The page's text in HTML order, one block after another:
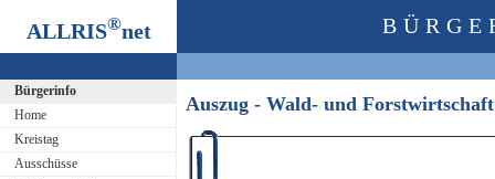
ALLRIS®net
Bürgerinfo
Home
Kreistag
Ausschüsse
Auszug - Wald- und